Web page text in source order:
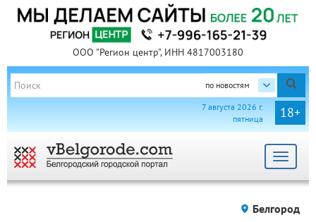
ООО "Регион центр", ИНН 4817003180
по новостям
18+
7 августа 2026 г.
пятница
Toggle
Белгород